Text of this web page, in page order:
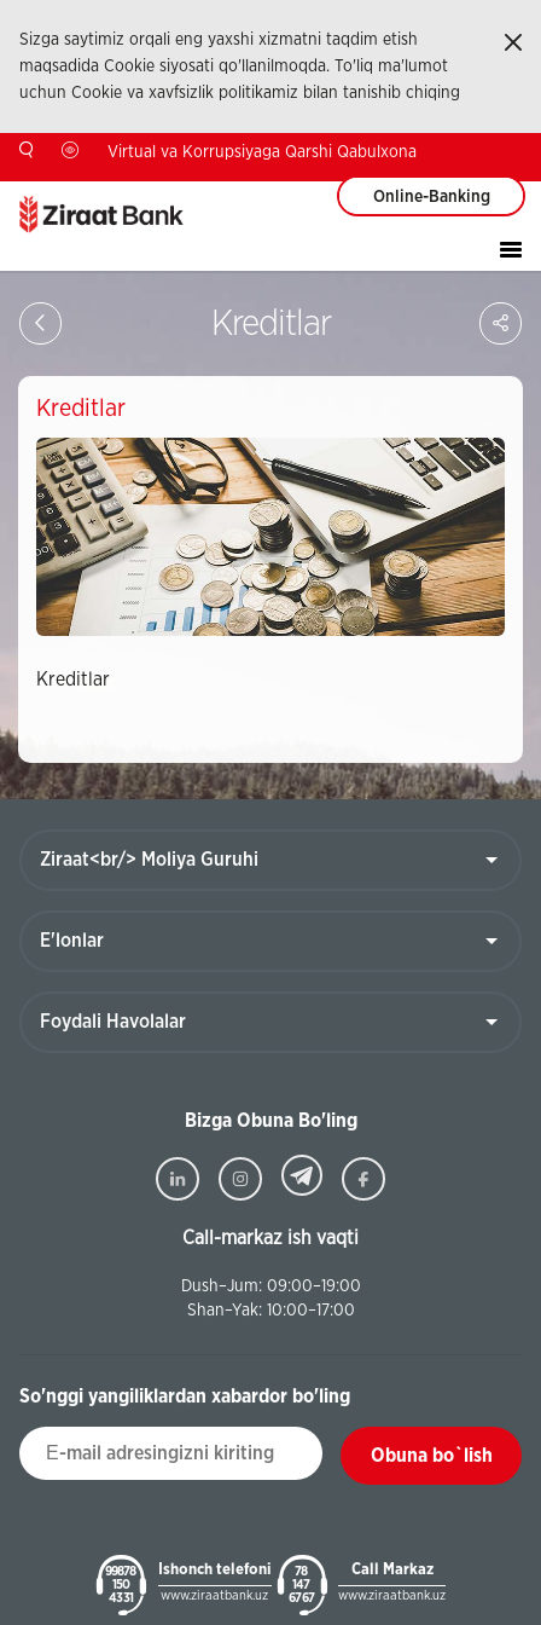
Sizga saytimiz orqali eng yaxshi xizmatni taqdim etish
maqsadida Cookie siyosati qo'llanilmoqda. To'liq ma'lumot
uchun Cookie va xavfsizlik politikamiz bilan tanishib chiqing
Virtual va Korrupsiyaga Qarshi Qabulxona
Online-Banking
Kreditlar
Kreditlar
Kreditlar
Bizga Obuna Bo'ling
Call-markaz ish vaqti
Dush–Jum: 09:00–19:00
Shan–Yak: 10:00–17:00
So'nggi yangiliklardan xabardor bo'ling
Obuna bo`lish
99878
150
43 31
Ishonch telefoni
www.ziraatbank.uz
78
147
67 67
Call Markaz
www.ziraatbank.uz